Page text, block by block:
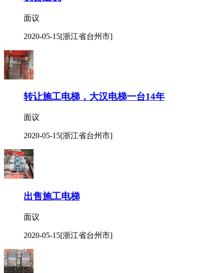
面议
2020-05-15[浙江省台州市]
转让施工电梯，大汉电梯一台14年
面议
2020-05-15[浙江省台州市]
出售施工电梯
面议
2020-05-15[浙江省台州市]